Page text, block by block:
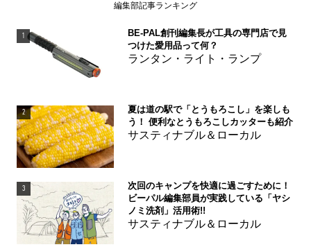
編集部記事ランキング
1
BE-PAL創刊編集長が工具の専門店で見
つけた愛用品って何？
ランタン・ライト・ランプ
2
夏は道の駅で「とうもろこし」を楽しも
う！ 便利なとうもろこしカッターも紹介
サスティナブル＆ローカル
3
次回のキャンプを快適に過ごすために！
ビーパル編集部員が実践している「ヤシ
ノミ洗剤」活用術!!
サスティナブル＆ローカル